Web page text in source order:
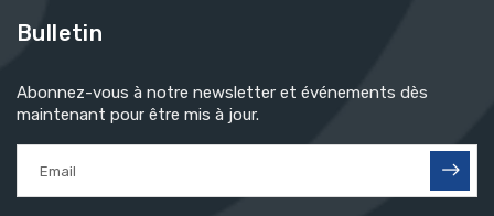
Bulletin
Abonnez-vous à notre newsletter et événements dès
maintenant pour être mis à jour.